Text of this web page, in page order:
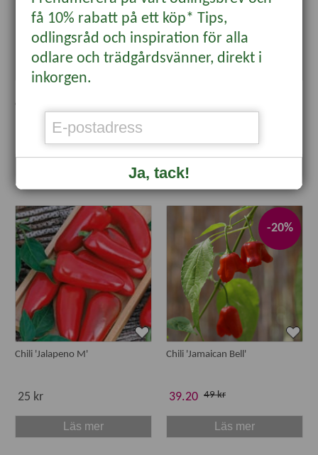
ekologisk
Chili 'Jalapeno M'
25 kr
Läs mer
-20%
Chili 'Jamaican Bell'
39.20 49 kr
Läs mer
få 10% rabatt på ett köp* Tips,
odlingsråd och inspiration för alla
odlare och trädgårdsvänner, direkt i
inkorgen.
Ja, tack!